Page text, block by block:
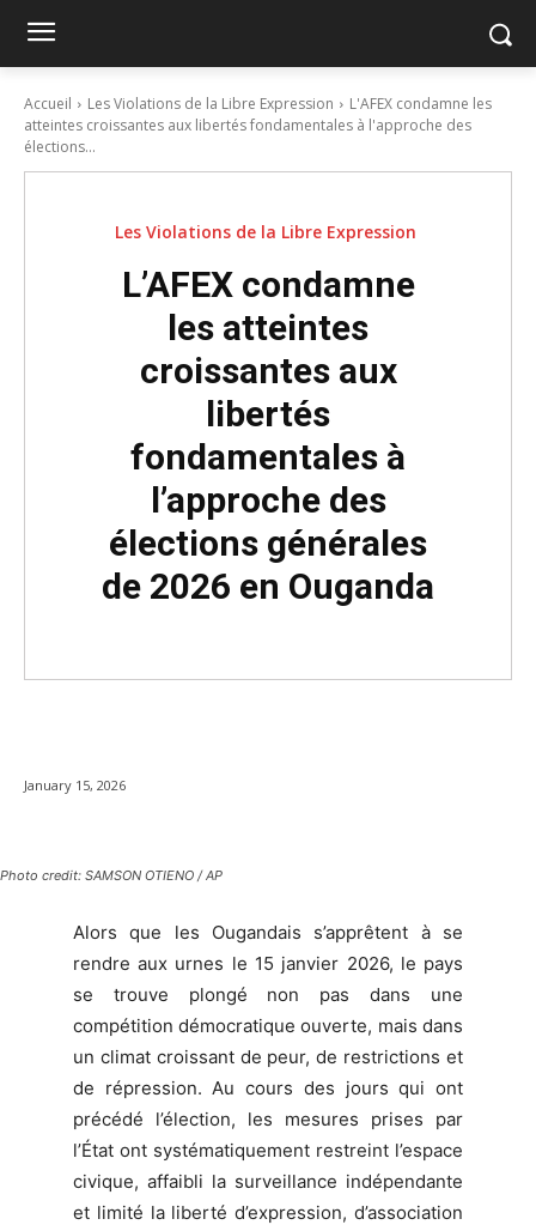
Accueil Les Violations de la Libre Expression
L'AFEX condamne les
atteintes croissantes aux libertés fondamentales à l'approche des
élections...
Les Violations de la Libre Expression
L’AFEX condamne
les atteintes
croissantes aux
libertés
fondamentales à
l’approche des
élections générales
de 2026 en Ouganda
January 15, 2026
Photo credit: SAMSON OTIENO / AP
Alors que les Ougandais s’apprêtent à se
rendre aux urnes le 15 janvier 2026, le pays
se trouve plongé non pas dans une
compétition démocratique ouverte, mais dans
un climat croissant de peur, de restrictions et
de répression. Au cours des jours qui ont
précédé l’élection, les mesures prises par
l’État ont systématiquement restreint l’espace
civique, affaibli la surveillance indépendante
et limité la liberté d’expression, d’association